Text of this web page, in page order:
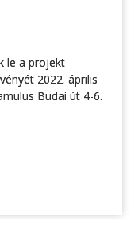
le a projekt
2022. április
Budai út 4-6.